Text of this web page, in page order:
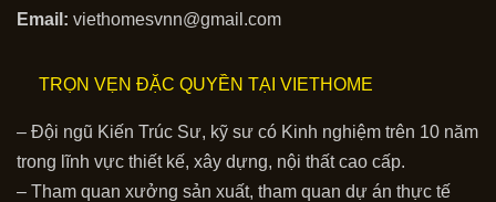
Email: viethomesvnn@gmail.com
TRỌN VẸN ĐẶC QUYỀN TẠI VIETHOME
– Đội ngũ Kiến Trúc Sư, kỹ sư có Kinh nghiệm trên 10 năm
trong lĩnh vực thiết kế, xây dựng, nội thất cao cấp.
– Tham quan xưởng sản xuất, tham quan dự án thực tế